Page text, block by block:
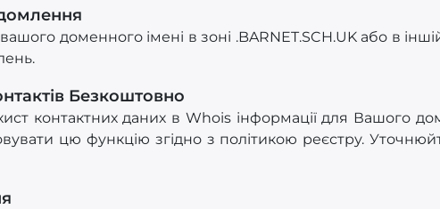
доменного імені в зоні .BARNET.SCH.UK або в
Безкоштовно
контактних даних в Whois інформації для Вашого
цю функцію згідно з політикою реєстру.